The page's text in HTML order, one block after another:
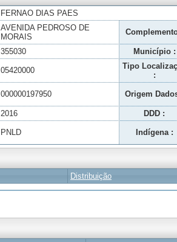
FERNAO DIAS PAES
AVENIDA PEDROSO DE
MORAIS
355030 Município :
05420000
Tipo
:
000000197950 Origem
2016 DDD :
PNLD Indígena :
Distribuição